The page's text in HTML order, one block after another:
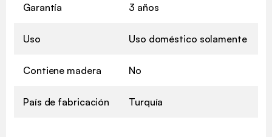
Garantía 3 años
Uso Uso doméstico solamente
Contiene madera No
País de fabricación Turquía